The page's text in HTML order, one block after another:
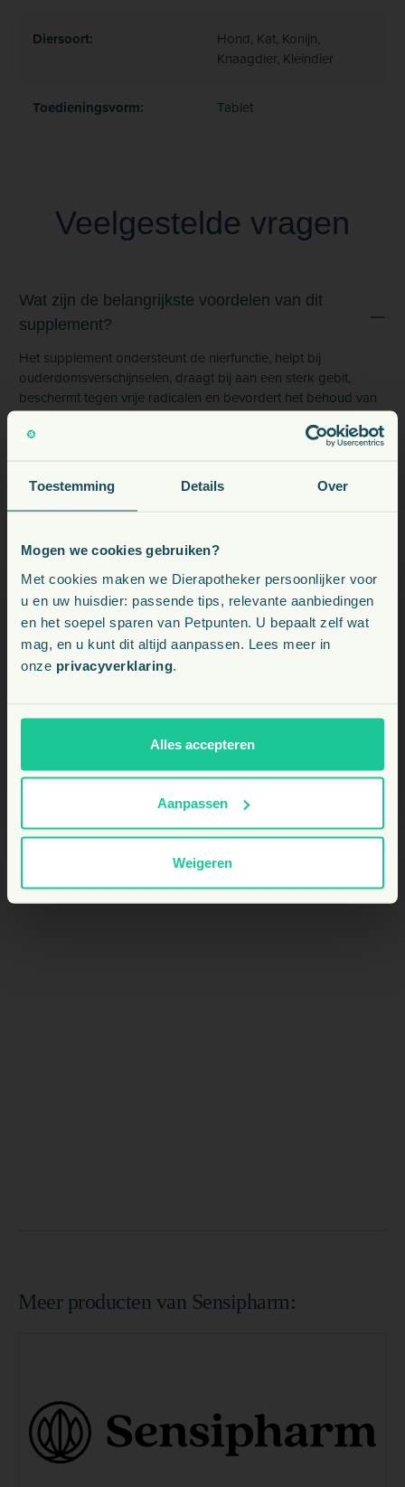
Toestemming Details Over
Mogen we cookies gebruiken?
Met cookies maken we Dierapotheker persoonlijker voor
u en uw huisdier: passende tips, relevante aanbiedingen
en het soepel sparen van Petpunten. U bepaalt zelf wat
mag, en u kunt dit altijd aanpassen. Lees meer in
onze privacyverklaring
Alles accepteren
Aanpassen
Weigeren
Diersoort:
Hond, Kat, Konijn,
Knaagdier, Kleindier
Toedieningsvorm: Tablet
Veelgestelde vragen
Wat zijn de belangrijkste voordelen van dit
supplement?
Het supplement ondersteunt de nierfunctie, helpt bij
ouderdomsverschijnselen, draagt bij aan een sterk gebit,
beschermt tegen vrije radicalen en bevordert het behoud van
vitaliteit.
Mag ik het langdurig gebruiken?
Is dit supplement geschikt voor grotere honden?
Meer producten van Sensipharm:
Kies uw land:
BE